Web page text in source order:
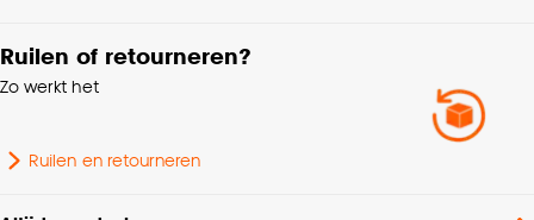
Ruilen of retourneren?
Zo werkt het
Ruilen en retourneren